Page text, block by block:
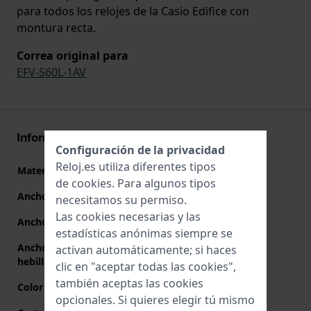
para todos los relojes de la Casio Edifice con
montura recta.
Correa original para
EFV-560L-1AV
Información Correa
Material correa
Cuero
Ancho de correa
21 mm
Ancho de las asas
21 mm
Ancho de correa en la
hebilla
19 mm
Color de correa
Negro
Configuración de la privacidad
Reloj.es utiliza diferentes tipos
de cookies. Para algunos tipos
necesitamos su permiso.
Las cookies necesarias y las
estadísticas anónimas siempre se
activan automáticamente; si haces
clic en "aceptar todas las cookies",
también aceptas las cookies
opcionales. Si quieres elegir tú mismo